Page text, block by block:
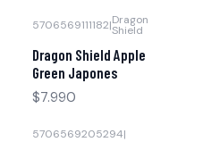
5706569111182|Dragon
Shield
Dragon Shield Apple
Green Japones
$7.990
5706569205294|